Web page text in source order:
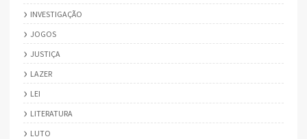
INVESTIGAÇÃO
JOGOS
JUSTIÇA
LAZER
LEI
LITERATURA
LUTO